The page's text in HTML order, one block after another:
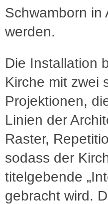
Schwamborn in
werden.
Die Installation
Kirche mit zwei
Projektionen,
Linien der
Raster,
sodass der
titelgebende
gebracht wird.